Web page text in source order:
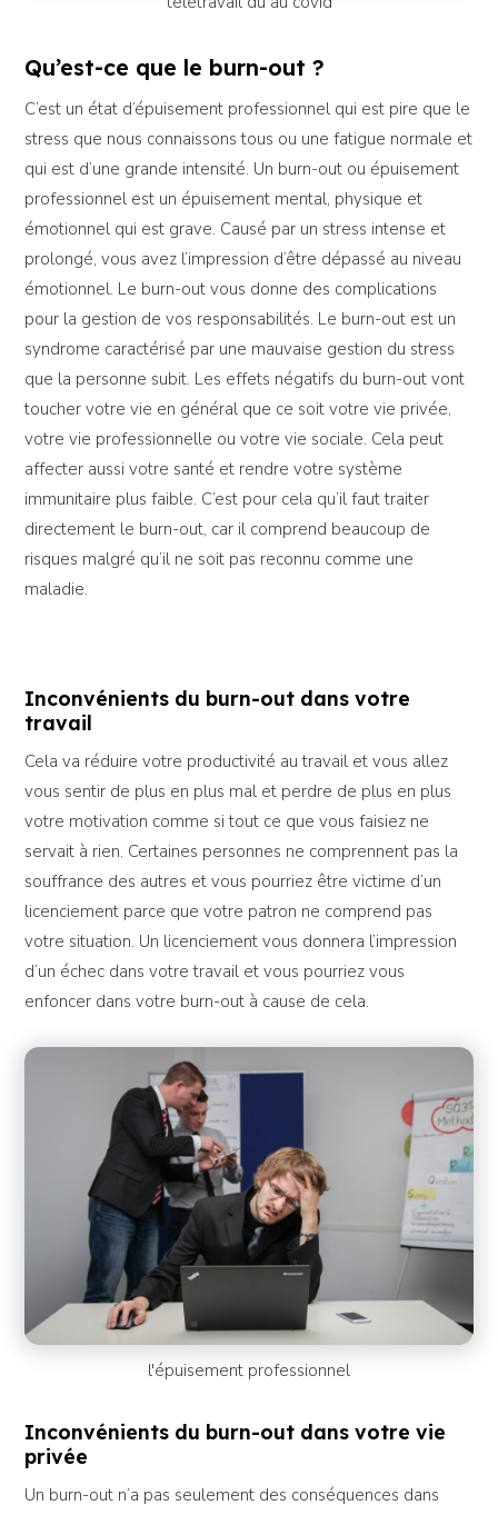
Qu’est-ce que le burn-out ?
C’est un état d’épuisement professionnel qui est pire que le
stress que nous connaissons tous ou une fatigue normale et
qui est d’une grande intensité. Un burn-out ou épuisement
professionnel est un épuisement mental, physique et
émotionnel qui est grave. Causé par un stress intense et
prolongé, vous avez l’impression d’être dépassé au niveau
émotionnel. Le burn-out vous donne des complications
pour la gestion de vos responsabilités. Le burn-out est un
syndrome caractérisé par une mauvaise gestion du stress
que la personne subit. Les effets négatifs du burn-out vont
toucher votre vie en général que ce soit votre vie privée,
votre vie professionnelle ou votre vie sociale. Cela peut
affecter aussi votre santé et rendre votre système
immunitaire plus faible. C’est pour cela qu’il faut traiter
directement le burn-out, car il comprend beaucoup de
risques malgré qu’il ne soit pas reconnu comme une
maladie.
Inconvénients du burn-out dans votre
travail
Cela va réduire votre productivité au travail et vous allez
vous sentir de plus en plus mal et perdre de plus en plus
votre motivation comme si tout ce que vous faisiez ne
servait à rien. Certaines personnes ne comprennent pas la
souffrance des autres et vous pourriez être victime d’un
licenciement parce que votre patron ne comprend pas
votre situation. Un licenciement vous donnera l’impression
d’un échec dans votre travail et vous pourriez vous
enfoncer dans votre burn-out à cause de cela.
l'épuisement professionnel
Inconvénients du burn-out dans votre vie
privée
Un burn-out n’a pas seulement des conséquences dans